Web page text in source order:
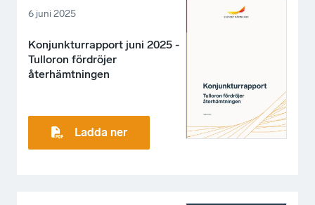
6 juni 2025
Konjunkturrapport juni 2025 -
Tulloron fördröjer
återhämtningen
Ladda ner